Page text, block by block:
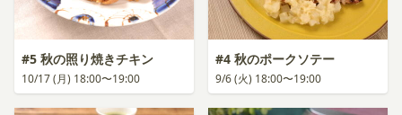
#5 秋の照り焼きチキン
10/17 (月) 18:00〜19:00
#4 秋のポークソテー
9/6 (火) 18:00〜19:00